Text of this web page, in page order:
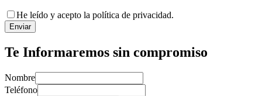
He leído y acepto la política de privacidad.
Enviar
Te Informaremos sin compromiso
Nombre
Teléfono